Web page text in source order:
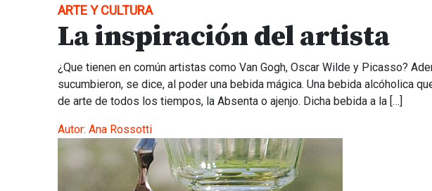
ARTE Y CULTURA
La inspiración del artista
¿Que tienen en común artistas como Van Gogh, Oscar Wilde y Picasso?
sucumbieron, se dice, al poder una bebida mágica. Una bebida alcóholica
de arte de todos los tiempos, la Absenta o ajenjo. Dicha bebida a la […]
Autor: Ana Rossotti